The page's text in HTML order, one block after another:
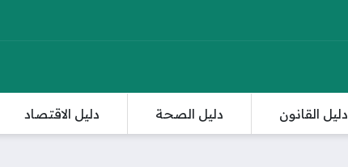
دليل القانون دليل الصحة دليل الاقتصاد